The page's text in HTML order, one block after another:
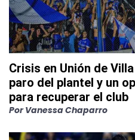
Crisis en Unión de
paro del plantel y un
para recuperar el club
Por Vanessa Chaparro